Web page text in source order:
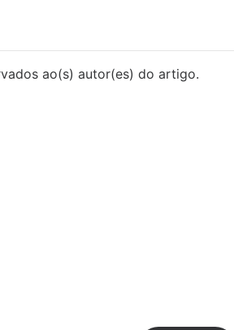
ao(s) autor(es) do artigo.